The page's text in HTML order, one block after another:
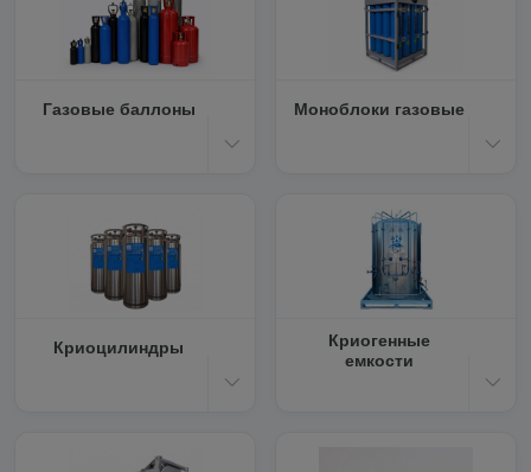
Газовые баллоны Моноблоки газовые
Криоцилиндры
Криогенные
емкости